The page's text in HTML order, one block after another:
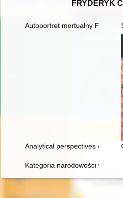
FRYDERYK
Autoportret mortualny
Analytical perspectives on the
Kategoria narodowości w